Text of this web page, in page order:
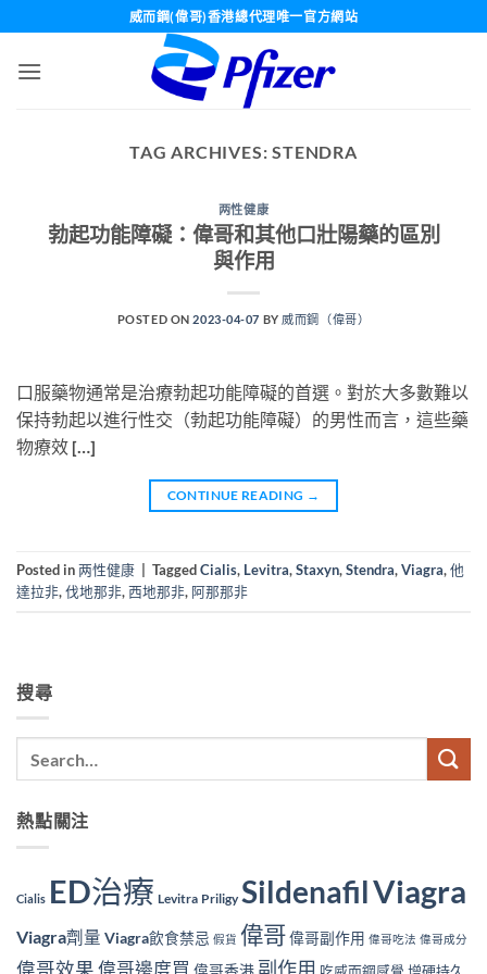
content
威而鋼(偉哥)香港總代理唯一官方網站
TAG ARCHIVES:STENDRA
两性健康
勃起功能障礙：偉哥和其他口壯陽藥的區別
與作用
POSTED ON2023-04-07 BY 威而鋼（偉哥）
口服藥物通常是治療勃起功能障礙的首選。對於大多數難以
保持勃起以進行性交（勃起功能障礙）的男性而言，這些藥
物療效 […]
CONTINUE READING →
Posted in两性健康 TaggedCialis, Levitra,Staxyn,Stendra,Viagra,他
達拉非,伐地那非,西地那非, 阿那那非
搜尋
熱點關注
Cialis ED治療 Levitra Priligy SildenafilViagra
Viagra劑量 Viagra飲食禁忌 假貨 偉哥偉哥副作用 偉哥吃法 偉哥成分
偉哥效果偉哥邊度買 偉哥香港 副作用